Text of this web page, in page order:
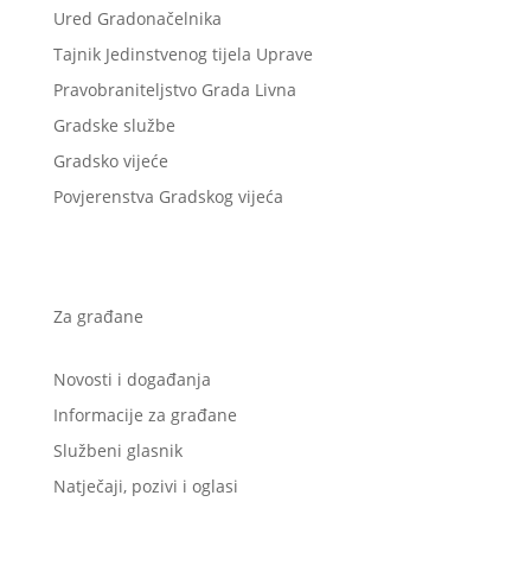
Ured Gradonačelnika
Tajnik Jedinstvenog tijela Uprave
Pravobraniteljstvo Grada Livna
Gradske službe
Gradsko vijeće
Povjerenstva Gradskog vijeća
Za građane
Novosti i događanja
Informacije za građane
Službeni glasnik
Natječaji, pozivi i oglasi